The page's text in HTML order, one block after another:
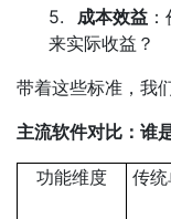
5. 成本效益
来实际收益？
带着这些标准，我
主流软件对比：谁
功能维度
传